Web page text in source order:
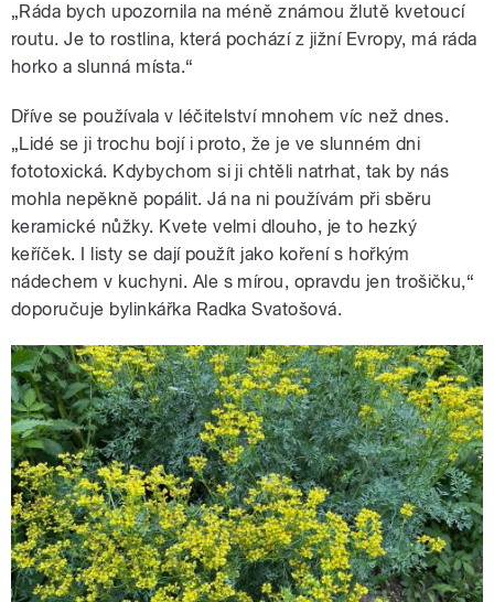
„Ráda bych upozornila na méně známou žlutě kvetoucí
routu. Je to rostlina, která pochází z jižní Evropy, má ráda
horko a slunná místa.“
Dříve se používala v léčitelství mnohem víc než dnes.
„Lidé se ji trochu bojí i proto, že je ve slunném dni
fototoxická. Kdybychom si ji chtěli natrhat, tak by nás
mohla nepěkně popálit. Já na ni používám při sběru
keramické nůžky. Kvete velmi dlouho, je to hezký
keříček. I listy se dají použít jako koření s hořkým
nádechem v kuchyni. Ale s mírou, opravdu jen trošičku,“
doporučuje bylinkářka Radka Svatošová.